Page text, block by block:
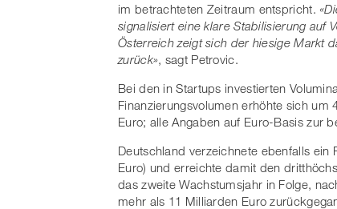
im betrachteten Zeitraum entspricht.
signalisiert eine klare Stabilisierung auf
Österreich zeigt sich der hiesige Markt
zurück», sagt Petrovic.
Bei den in Startups investierten
Finanzierungsvolumen erhöhte sich
Euro; alle Angaben auf Euro-Basis zur
Deutschland verzeichnete ebenfalls ein
Euro) und erreichte damit den
das zweite Wachstumsjahr in Folge,
mehr als 11 Milliarden Euro